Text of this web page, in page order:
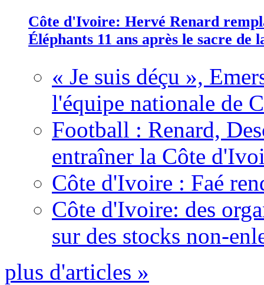
Côte d'Ivoire: Hervé Renard
Éléphants 11 ans après le sacre de
« Je suis déçu »,
l'équipe nationale de
Football : Renard,
entraîner la Côte
Côte d'Ivoire : Faé
Côte d'Ivoire: des
sur des stocks non-
plus d'articles »